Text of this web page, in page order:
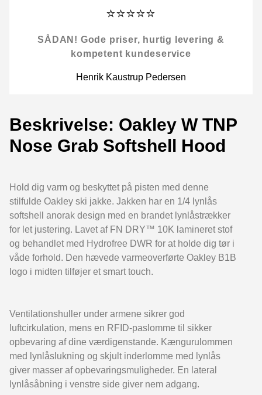
⭐⭐⭐⭐⭐
SÅDAN! Gode priser, hurtig levering &
kompetent kundeservice
Henrik Kaustrup Pedersen
Beskrivelse: Oakley W TNP
Nose Grab Softshell Hood
Hold dig varm og beskyttet på pisten med denne
stilfulde Oakley ski jakke. Jakken har en 1/4 lynlås
softshell anorak design med en brandet lynlåstrækker
for let justering. Lavet af FN DRY™ 10K lamineret stof
og behandlet med Hydrofree DWR for at holde dig tør i
våde forhold. Den hævede varmeoverførte Oakley B1B
logo i midten tilføjer et smart touch.
Ventilationshuller under armene sikrer god
luftcirkulation, mens en RFID-paslomme til sikker
opbevaring af dine værdigenstande. Kængurulommen
med lynlåslukning og skjult inderlomme med lynlås
giver masser af opbevaringsmuligheder. En lateral
lynlåsåbning i venstre side giver nem adgang.